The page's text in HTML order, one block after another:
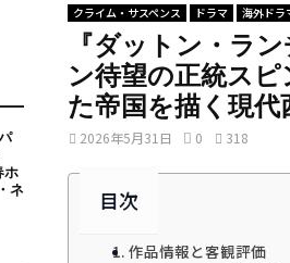
クライム・サスペンス ドラマ 海外ドラ
『ダットン・ラ
ン待望の正統ス
た帝国を描く現代
2026年5月31日 0 318
目次
1. 作品情報と客観評価
ホ
ネ